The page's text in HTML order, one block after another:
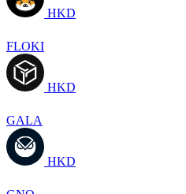
HKD
FLOKI
HKD
GALA
HKD